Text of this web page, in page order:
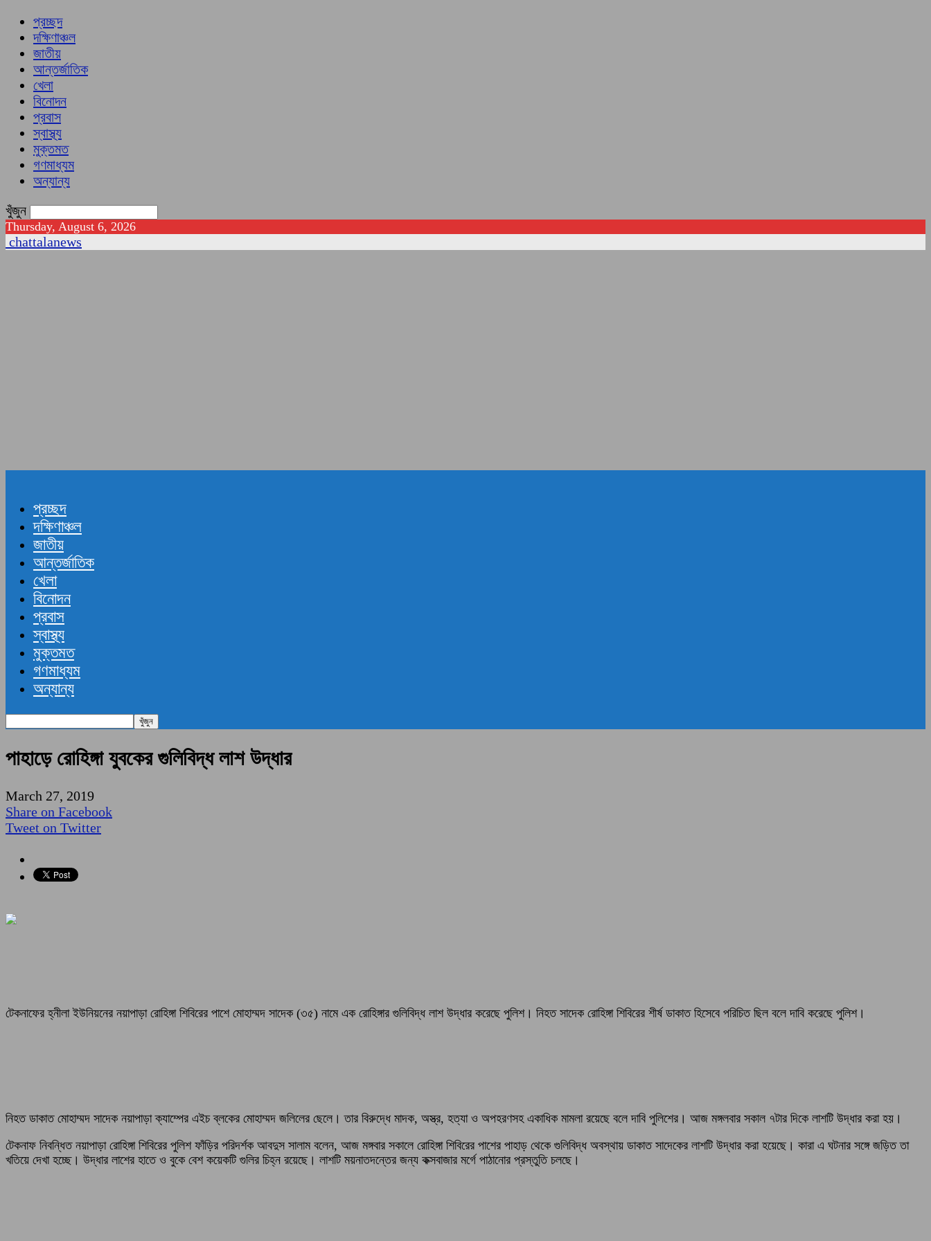
প্রচ্ছদ
দক্ষিণাঞ্চল
জাতীয়
আন্তর্জাতিক
খেলা
বিনোদন
প্রবাস
স্বাস্থ্য
মুক্তমত
গণমাধ্যম
অন্যান্য
খুঁজুন
Thursday, August 6, 2026
chattalanews
প্রচ্ছদ
দক্ষিণাঞ্চল
জাতীয়
আন্তর্জাতিক
খেলা
বিনোদন
প্রবাস
স্বাস্থ্য
মুক্তমত
গণমাধ্যম
অন্যান্য
পাহাড়ে রোহিঙ্গা যুবকের গুলিবিদ্ধ লাশ উদ্ধার
March 27, 2019
Share on Facebook
Tweet on Twitter
টেকনাফের হ্নীলা ইউনিয়নের নয়াপাড়া রোহিঙ্গা শিবিরের পাশে মোহাম্মদ সাদেক (৩৫) নামে এক রোহিঙ্গার গুলিবিদ্ধ লাশ উদ্ধার করেছে পুলিশ। নিহত সাদেক রোহিঙ্গা শিবিরের শীর্ষ ডাকাত হিসেবে পরিচিত ছিল বলে দাবি করেছে পুলিশ।
নিহত ডাকাত মোহাম্মদ সাদেক নয়াপাড়া ক্যাম্পের এইচ ব্লকের মোহাম্মদ জলিলের ছেলে। তার বিরুদ্ধে মাদক, অস্ত্র, হত্যা ও অপহরণসহ একাধিক মামলা রয়েছে বলে দাবি পুলিশের। আজ মঙ্গলবার সকাল ৭টার দিকে লাশটি উদ্ধার করা হয়।
টেকনাফ নিবন্ধিত নয়াপাড়া রোহিঙ্গা শিবিরের পুলিশ ফাঁড়ির পরিদর্শক আবদুস সালাম বলেন, আজ মঙ্গবার সকালে রোহিঙ্গা শিবিরের পাশের পাহাড় থেকে গুলিবিদ্ধ অবস্থায় ডাকাত সাদেকের লাশটি উদ্ধার করা হয়েছে। কারা এ ঘটনার সঙ্গে জড়িত তা
খতিয়ে দেখা হচ্ছে। উদ্ধার লাশের হাতে ও বুকে বেশ কয়েকটি গুলির চিহ্ন রয়েছে। লাশটি ময়নাতদন্তের জন্য কক্সবাজার মর্গে পাঠানোর প্রস্তুতি চলছে।